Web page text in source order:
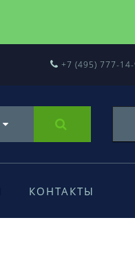
+7 (495) 777-
КОНТАКТЫ